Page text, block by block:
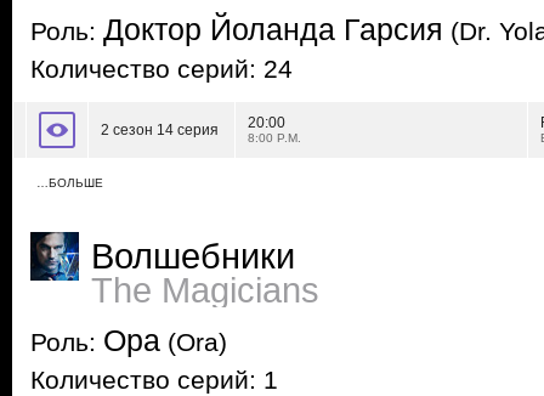
Роль: Доктор Йоланда Гарсия (Dr.
Количество серий: 24
2 сезон 14 серия 20:00
8:00 P.M.
…БОЛЬШЕ
Волшебники
The Magicians
Роль: Ора (Ora)
Количество серий: 1